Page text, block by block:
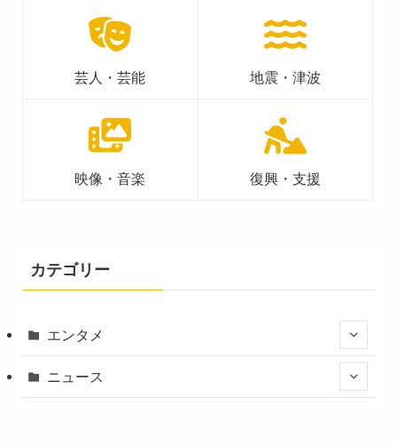
芸人・芸能 地震・津波
映像・音楽 復興・支援
カテゴリー
エンタメ
ニュース